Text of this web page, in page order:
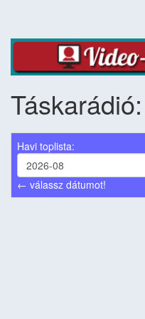
Táskarádió:
Havi toplista:
← válassz dátumot!